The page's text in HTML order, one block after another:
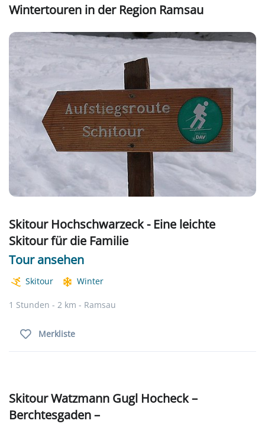
Wintertouren in der Region Ramsau
Skitour Hochschwarzeck - Eine leichte
Skitour für die Familie
Tour ansehen
Skitour Winter
1 Stunden - 2 km - Ramsau
Merkliste
Skitour Watzmann Gugl Hocheck –
Berchtesgaden –